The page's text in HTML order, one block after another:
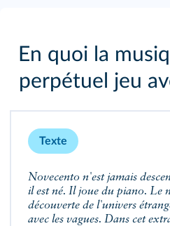
En quoi la
perpétuel jeu
Texte
Novecento n'est jamais
il est né. Il joue du piano. Le
découverte de l'univers
avec les vagues. Dans cet